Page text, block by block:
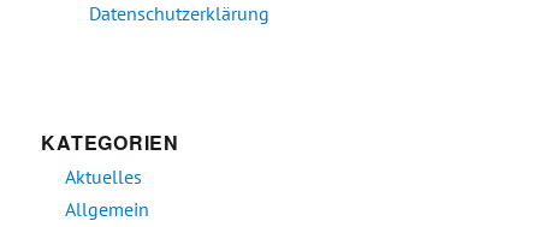
Datenschutzerklärung
KATEGORIEN
Aktuelles
Allgemein